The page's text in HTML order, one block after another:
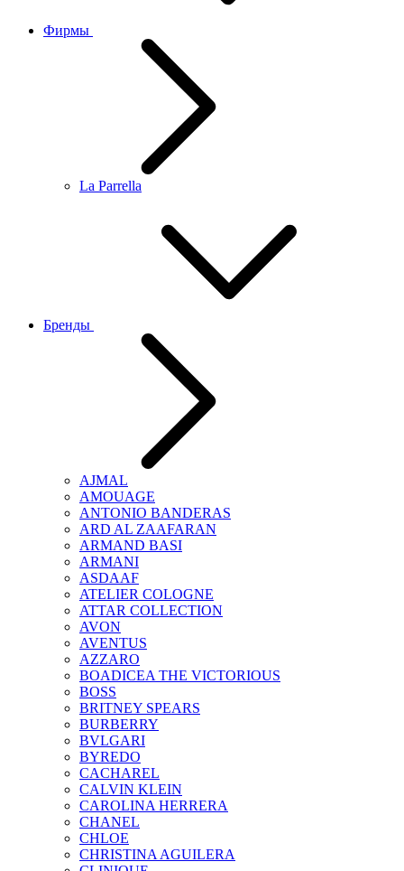
Фирмы
La Parrella
Бренды
AJMAL
AMOUAGE
ANTONIO BANDERAS
ARD AL ZAAFARAN
ARMAND BASI
ARMANI
ASDAAF
ATELIER COLOGNE
ATTAR COLLECTION
AVON
AVENTUS
AZZARO
BOADICEA THE VICTORIOUS
BOSS
BRITNEY SPEARS
BURBERRY
BVLGARI
BYREDO
CACHAREL
CALVIN KLEIN
CAROLINA HERRERA
CHANEL
CHLOE
CHRISTINA AGUILERA